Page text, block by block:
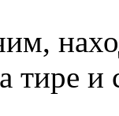
тире